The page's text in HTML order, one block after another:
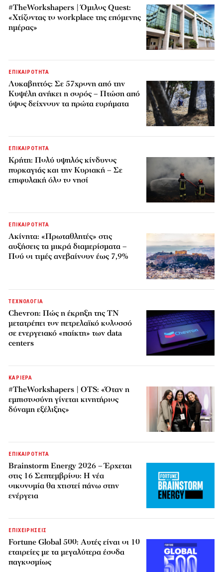
#TheWorkshapers | Όμιλος Quest:
«Χτίζοντας το workplace της επόμενης
ημέρας»
ΕΠΙΚΑΙΡΟΤΗΤΑ
Λυκαβηττός: Σε 57χρονη από την
Κυψέλη ανήκει η σορός – Πτώση από
ύψος δείχνουν τα πρώτα ευρήματα
ΕΠΙΚΑΙΡΟΤΗΤΑ
Κρήτη: Πολύ υψηλός κίνδυνος
πυρκαγιάς και την Κυριακή – Σε
επιφυλακή όλο το νησί
ΕΠΙΚΑΙΡΟΤΗΤΑ
Ακίνητα: «Πρωταθλητές» στις
αυξήσεις τα μικρά διαμερίσματα –
Πού οι τιμές ανεβαίνουν έως 7,9%
ΤΕΧΝΟΛΟΓΙΑ
Chevron: Πώς η έκρηξη της ΤΝ
μετατρέπει τον πετρελαϊκό κολοσσό
σε ενεργειακό «παίκτη» των data
centers
ΚΑΡΙΕΡΑ
#TheWorkshapers | OTS: «Όταν η
εμπιστοσύνη γίνεται κινητήριος
δύναμη εξέλιξης»
ΕΠΙΚΑΙΡΟΤΗΤΑ
Brainstorm Energy 2026 – Έρχεται
στις 16 Σεπτεμβρίου: Η νέα
οικονομία θα χτιστεί πάνω στην
ενέργεια
ΕΠΙΧΕΙΡΗΣΕΙΣ
Fortune Global 500: Αυτές είναι οι 10
εταιρείες με τα μεγαλύτερα έσοδα
παγκοσμίως